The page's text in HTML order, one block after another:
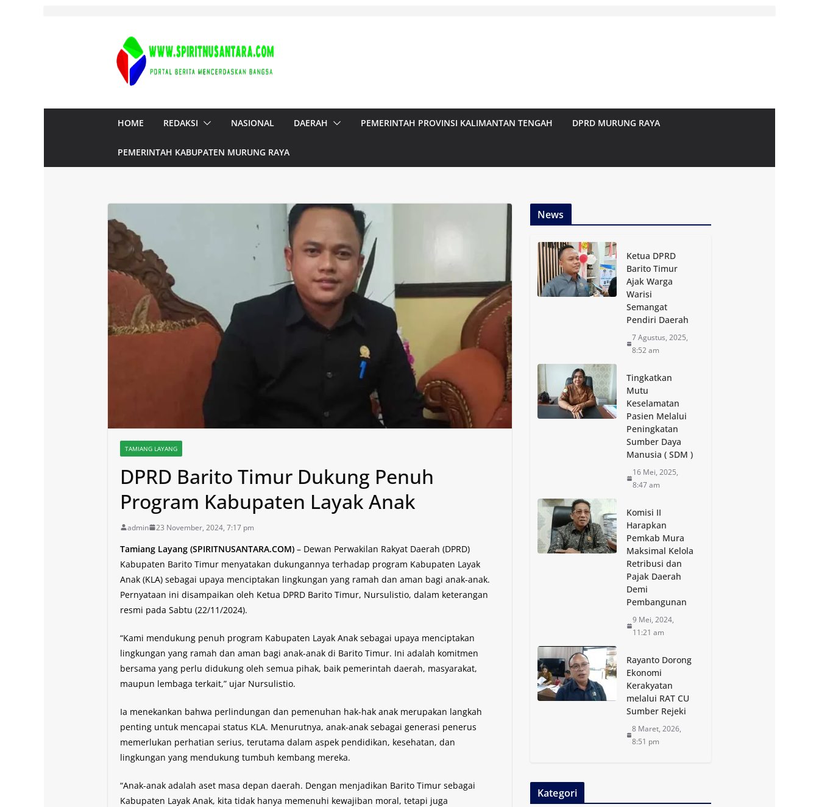
HOME REDAKSI NASIONAL DAERAH PEMERINTAH PROVINSI KALIMANTAN TENGAH DPRD MURUNG RAYA
PEMERINTAH KABUPATEN MURUNG RAYA
TAMIANG LAYANG
DPRD Barito Timur Dukung Penuh
Program Kabupaten Layak Anak
admin 23 November, 2024, 7:17 pm
Tamiang Layang (SPIRITNUSANTARA.COM) – Dewan Perwakilan Rakyat Daerah (DPRD)
Kabupaten Barito Timur menyatakan dukungannya terhadap program Kabupaten Layak
Anak (KLA) sebagai upaya menciptakan lingkungan yang ramah dan aman bagi anak-anak.
Pernyataan ini disampaikan oleh Ketua DPRD Barito Timur, Nursulistio, dalam keterangan
resmi pada Sabtu (22/11/2024).
“Kami mendukung penuh program Kabupaten Layak Anak sebagai upaya menciptakan
lingkungan yang ramah dan aman bagi anak-anak di Barito Timur. Ini adalah komitmen
bersama yang perlu didukung oleh semua pihak, baik pemerintah daerah, masyarakat,
maupun lembaga terkait,” ujar Nursulistio.
Ia menekankan bahwa perlindungan dan pemenuhan hak-hak anak merupakan langkah
penting untuk mencapai status KLA. Menurutnya, anak-anak sebagai generasi penerus
memerlukan perhatian serius, terutama dalam aspek pendidikan, kesehatan, dan
lingkungan yang mendukung tumbuh kembang mereka.
“Anak-anak adalah aset masa depan daerah. Dengan menjadikan Barito Timur sebagai
Kabupaten Layak Anak, kita tidak hanya memenuhi kewajiban moral, tetapi juga
News
Ketua DPRD
Barito Timur
Ajak Warga
Warisi
Semangat
Pendiri Daerah
7 Agustus, 2025,
8:52 am
Tingkatkan
Mutu
Keselamatan
Pasien Melalui
Peningkatan
Sumber Daya
Manusia ( SDM )
16 Mei, 2025,
8:47 am
Komisi II
Harapkan
Pemkab Mura
Maksimal Kelola
Retribusi dan
Pajak Daerah
Demi
Pembangunan
9 Mei, 2024,
11:21 am
Rayanto Dorong
Ekonomi
Kerakyatan
melalui RAT CU
Sumber Rejeki
8 Maret, 2026,
8:51 pm
Kategori